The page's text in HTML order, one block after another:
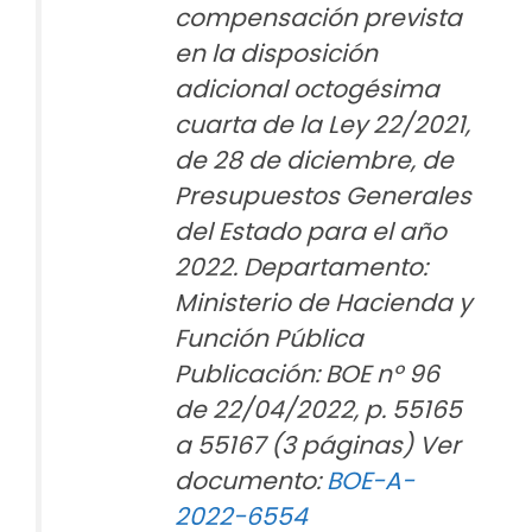
compensación prevista
en la disposición
adicional octogésima
cuarta de la Ley 22/2021,
de 28 de diciembre, de
Presupuestos Generales
del Estado para el año
2022. Departamento:
Ministerio de Hacienda y
Función Pública
Publicación: BOE nº 96
de 22/04/2022, p. 55165
a 55167 (3 páginas) Ver
documento:BOE-A-
2022-6554